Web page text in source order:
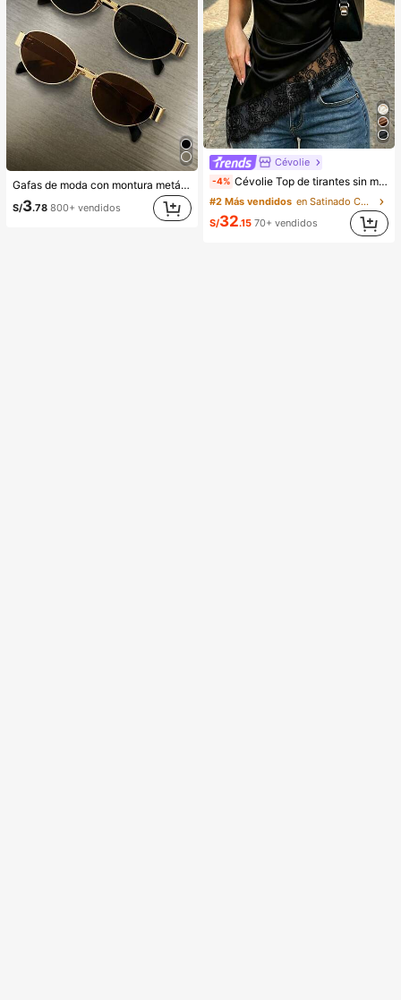
Gafas de moda con montura metálica ovalada/poligonal (media montura), adecuadas para uso diario y actividades al aire libre
S/3.78 800+ vendidos
Cévolie
-4% Cévolie Top de tirantes sin mangas con cuello drapeado tipo cowl, ajuste ceñido, sexy, con fruncidos, ribete de encaje, patchwork y espalda descubierta para fiesta
#2 Más vendidos
en Satinado Camisetas sin mangas y camisetas sin m
S/32.15 70+ vendidos